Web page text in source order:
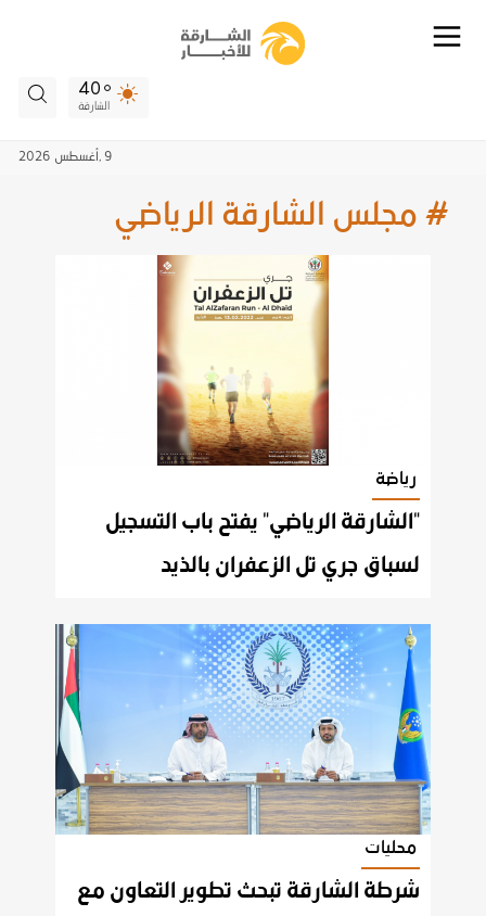
40
الشارقة
9 , أغسطس 2026
# مجلس الشارقة الرياضي
رياضة
"الشارقة الرياضي" يفتح باب التسجيل
لسباق جري تل الزعفران بالذيد
محليات
شرطة الشارقة تبحث تطوير التعاون مع